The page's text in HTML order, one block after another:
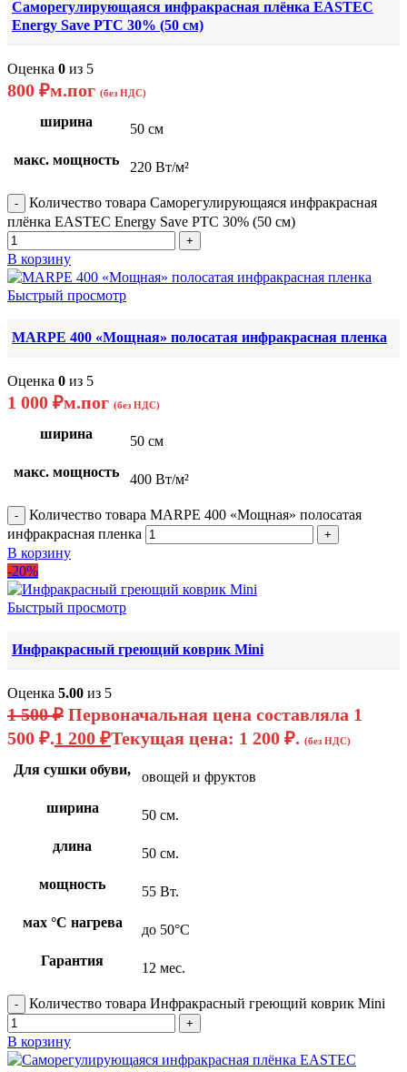
Саморегулирующаяся инфракрасная плёнка EASTEC
Energy Save PTC 30% (50 см)
Оценка 0 из 5
800 ₽м.пог (без НДС)
ширина
50 см
макс. мощность
220 Вт/м²
Количество товара Саморегулирующаяся инфракрасная
плёнка EASTEC Energy Save PTC 30% (50 см)
В корзину
Быстрый просмотр
MARPE 400 «Мощная» полосатая инфракрасная пленка
Оценка 0 из 5
1 000 ₽м.пог (без НДС)
ширина
50 см
макс. мощность
400 Вт/м²
Количество товара MARPE 400 «Мощная» полосатая
инфракрасная пленка
В корзину
-20%
Быстрый просмотр
Инфракрасный греющий коврик Mini
Оценка 5.00 из 5
1 500₽ Первоначальная цена составляла 1
500 ₽.1 200 ₽Текущая цена: 1 200 ₽. (без НДС)
Для сушки обуви,
овощей и фруктов
ширина
50 см.
длина
50 см.
мощность
55 Вт.
мах °С нагрева
до 50°С
Гарантия
12 мес.
Количество товара Инфракрасный греющий коврик Mini
В корзину